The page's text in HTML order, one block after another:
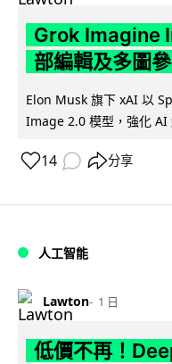
Grok Imagine
部編輯及多圖
Elon Musk 旗下 xAI 以
Image 2.0 模型，強化 AI
14 分享
人工智能
Lawton 1 日
低價不再！